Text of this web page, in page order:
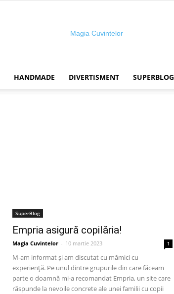
HANDMADE DIVERTISMENT SUPERBLOG
SuperBlog
Empria asigură copilăria!
Magia Cuvintelor - 10 martie 2023 1
M-am informat și am discutat cu mămici cu
experiență. Pe unul dintre grupurile din care făceam
parte o doamnă mi-a recomandat Empria, un site care
răspunde la nevoile concrete ale unei familii cu copii